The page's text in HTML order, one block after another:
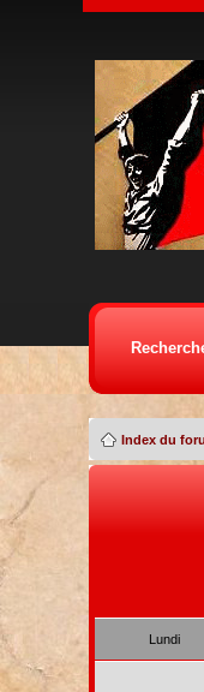
Index du
Lundi